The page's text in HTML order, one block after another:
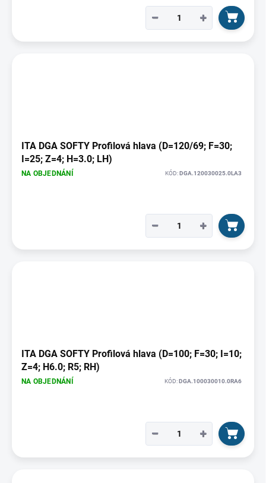
+
−
ITA DGA SOFTY Profilová hlava (D=120/69; F=30;
I=25; Z=4; H=3.0; LH)
NA OBJEDNÁNÍ KÓD:DGA.120030025.0LA3
+
−
ITA DGA SOFTY Profilová hlava (D=100; F=30; I=10;
Z=4; H6.0; R5; RH)
NA OBJEDNÁNÍ KÓD:DGA.100030010.0RA6
+
−